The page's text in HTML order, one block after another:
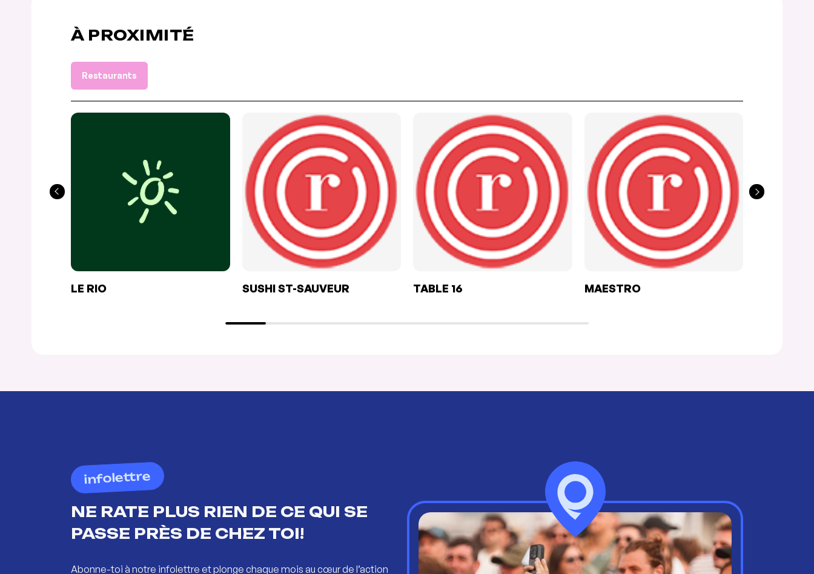
À PROXIMITÉ
Restaurants
LE RIO SUSHI ST-SAUVEUR TABLE 16 MAESTRO
infolettre
NE RATE PLUS RIEN DE CE QUI SE
PASSE PRÈS DE CHEZ TOI!
Abonne-toi à notre infolettre et plonge chaque mois au cœur de l’action